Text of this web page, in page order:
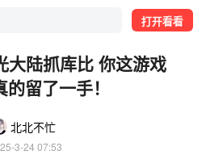
打开看看
大陆抓库比 你这游戏
留了一手！
北北不忙
3-24 07:53